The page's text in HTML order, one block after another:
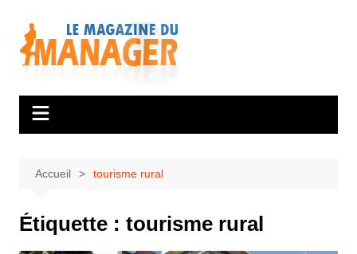
contenu
Accueil tourisme rural
Étiquette : tourisme rural